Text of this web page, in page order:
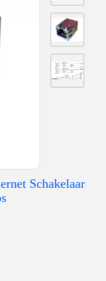
Schakelaar